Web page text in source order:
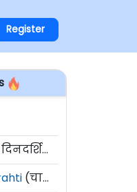
Register
(चालू घडामोडी)